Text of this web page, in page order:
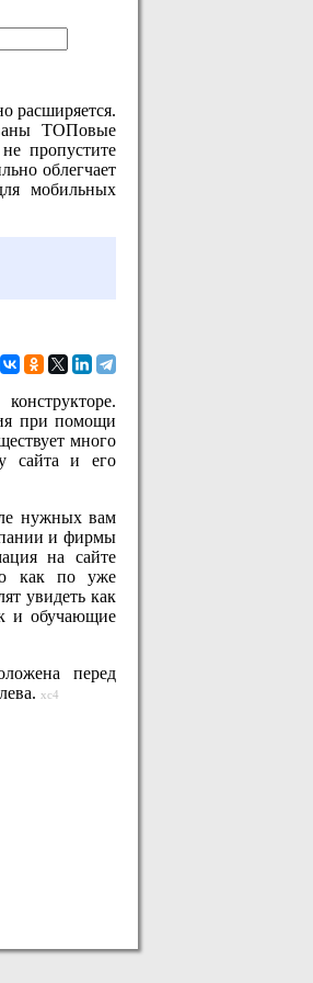
расширяется.
ТОПовые
пропустите
облегчает
мобильных
при помощи
много
сайта и его
нужных вам
и фирмы
на сайте
как по уже
увидеть как
и обучающие
перед
xc4